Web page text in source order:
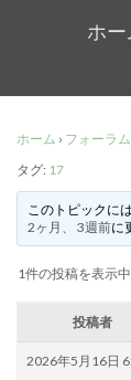
ホー
ホーム › フォーラム
タグ: 17
このトピックに
2ヶ月、 3週前に
1件の投稿を表示
投稿者
2026年5月16日